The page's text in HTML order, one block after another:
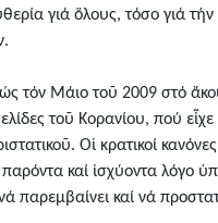
γιά ὅλους, τόσο γιά
τόν Μάιο τοῦ 2009 στό
τοῦ Κορανίου, πού
Οἱ κρατικοί
καί ἰσχύοντα λόγο
παρεμβαίνει καί νά